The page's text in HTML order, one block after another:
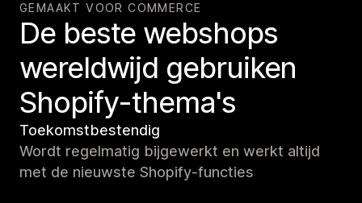
GEMAAKT VOOR COMMERCE
De beste webshops
wereldwijd gebruiken
Shopify-thema's
Toekomstbestendig
Wordt regelmatig bijgewerkt en werkt altijd
met de nieuwste Shopify-functies